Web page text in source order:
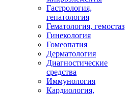
Гастрология,
гепатология
Гематология, гемостаз
Гинекология
Гомеопатия
Дерматология
Диагностические
средства
Иммунология
Кардиология,